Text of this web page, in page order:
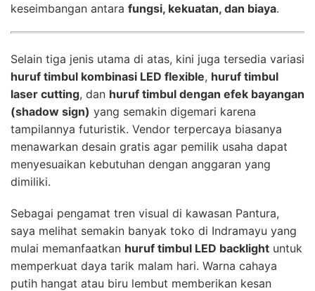
keseimbangan antara fungsi, kekuatan, dan biaya.
Selain tiga jenis utama di atas, kini juga tersedia variasi
huruf timbul kombinasi LED flexible, huruf timbul
laser cutting, dan huruf timbul dengan efek bayangan
(shadow sign) yang semakin digemari karena
tampilannya futuristik. Vendor terpercaya biasanya
menawarkan desain gratis agar pemilik usaha dapat
menyesuaikan kebutuhan dengan anggaran yang
dimiliki.
Sebagai pengamat tren visual di kawasan Pantura,
saya melihat semakin banyak toko di Indramayu yang
mulai memanfaatkan huruf timbul LED backlight untuk
memperkuat daya tarik malam hari. Warna cahaya
putih hangat atau biru lembut memberikan kesan